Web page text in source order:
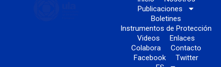
Publicaciones
Boletines
Instrumentos de Protección
Videos
Enlaces
Colabora
Contacto
Facebook
Twitter